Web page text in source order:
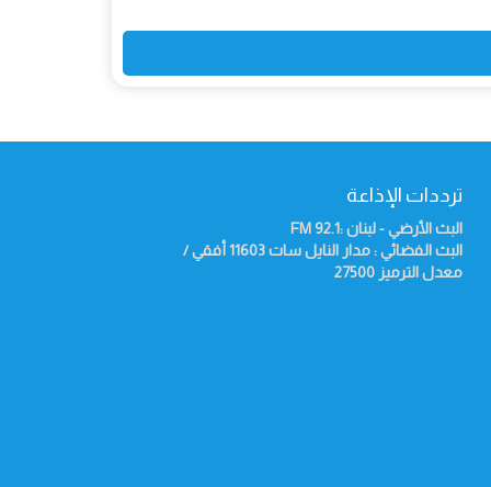
ترددات الإذاعة
البث الأرضي - لبنان :92.1
FM
البث الفضائي : مدار النايل سات 11603 أفقي /
معدل الترميز 27500